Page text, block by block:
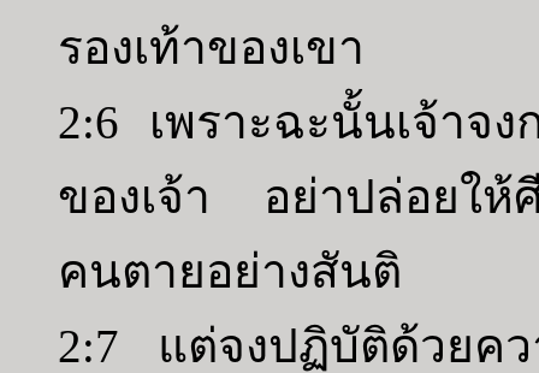
รองเท้าของเขา
2:6 เพราะฉะนั้นเจ้าจ
ของเจ้า อย่าปล่อยให้
คนตายอย่างสันติ
2:7 แต่จงปฏิบัติด้วยคว